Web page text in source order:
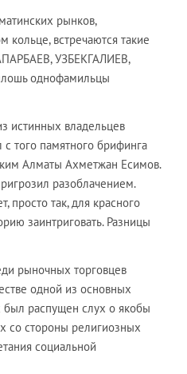
рынков,
встречаются такие
УЗБЕКГАЛИЕВ,
однофамильцы
истинных владельцев
того памятного брифинга
Алматы Ахметжан Есимов.
разоблачением.
просто так, для красного
заинтриговать. Разницы
рыночных торговцев
одной из основных
распущен слух о якобы
со стороны религиозных
социальной